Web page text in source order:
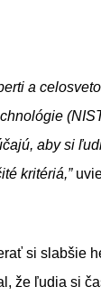
a
aby si
kritériá,”
si slabšie
že ľudia si